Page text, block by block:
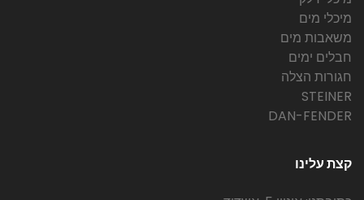
מיכלי מים
משאבות מים
חבלים ימים
חגורות הצלה
STEINER
DAN-FENDER
קצת עלינו